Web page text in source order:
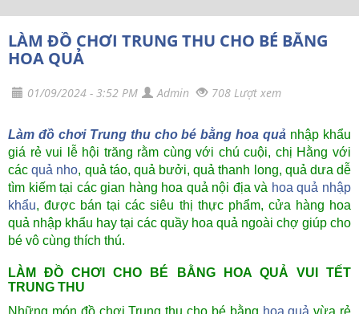
LÀM ĐỒ CHƠI TRUNG THU CHO BÉ BẰNG
HOA QUẢ
01/09/2024 - 3:52 PM Admin 708 Lượt xem
Làm đồ chơi Trung thu cho bé bằng hoa quả nhập khẩu
giá rẻ vui lễ hội trăng rằm cùng với chú cuội, chị Hằng với
cácquả nho, quả táo, quả bưởi, quả thanh long, quả dưa dễ
tìm kiếm tại các gian hàng hoa quả nội địa và hoa quả nhập
khẩu, được bán tại các siêu thị thực phẩm, cửa hàng hoa
quả nhập khẩu hay tại các quầy hoa quả ngoài chợ giúp cho
bé vô cùng thích thú.
LÀM ĐỒ CHƠI CHO BÉ BẰNG HOA QUẢ VUI TẾT
TRUNG THU